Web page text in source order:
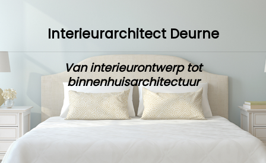
Interieurarchitect Deurne
Van interieurontwerp tot
binnenhuisarchitectuur